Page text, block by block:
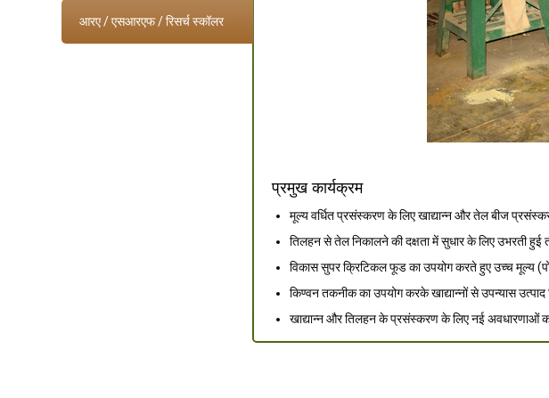
आरए / एसआरएफ / रिसर्च स्कॉलर
प्रमुख कार्यक्रम
मूल्य वर्धित प्रसंस्करण के लिए खाद्यान्न और तेल बीज
तिलहन से तेल निकालने की दक्षता में सुधार के लिए उभरती हुई
विकास सुपर क्रिटिकल फूड का उपयोग करते हुए उच्च मूल्य
किण्वन तकनीक का उपयोग करके खाद्यान्नों से उपन्यास उत्पाद
खाद्यान्न और तिलहन के प्रसंस्करण के लिए नई अवधारणाओं